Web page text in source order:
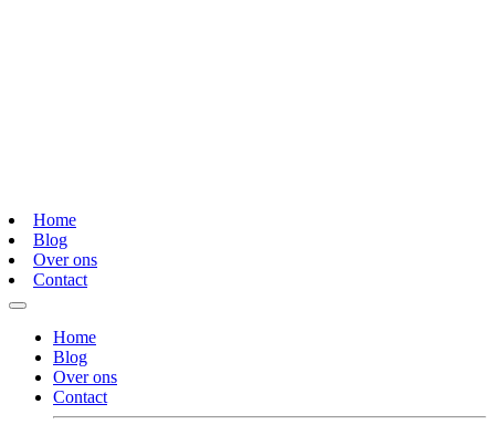
Home
Blog
Over ons
Contact
Home
Blog
Over ons
Contact